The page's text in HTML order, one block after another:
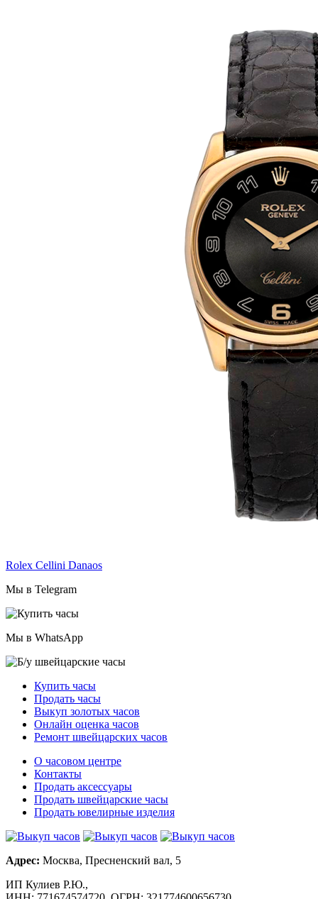
Rolex Cellini Danaos
Мы в Telegram
Мы в WhatsApp
Купить часы
Продать часы
Выкуп золотых часов
Онлайн оценка часов
Ремонт швейцарских часов
О часовом центре
Контакты
Продать аксессуары
Продать швейцарские часы
Продать ювелирные изделия
Адрес: Москва, Пресненский вал, 5
ИП Кулиев Р.Ю.,